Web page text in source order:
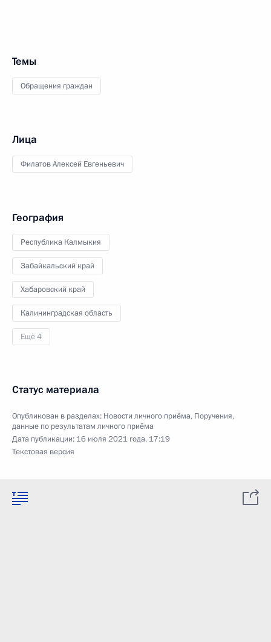
Темы
Обращения граждан
Лица
Филатов Алексей Евгеньевич
География
Республика Калмыкия
Забайкальский край
Хабаровский край
Калининградская область
Ещё 4
Статус материала
Опубликован в разделах: Новости личного приёма, Поручения,
данные по результатам личного приёма
Дата публикации: 16 июля 2021 года, 17:19
Текстовая версия